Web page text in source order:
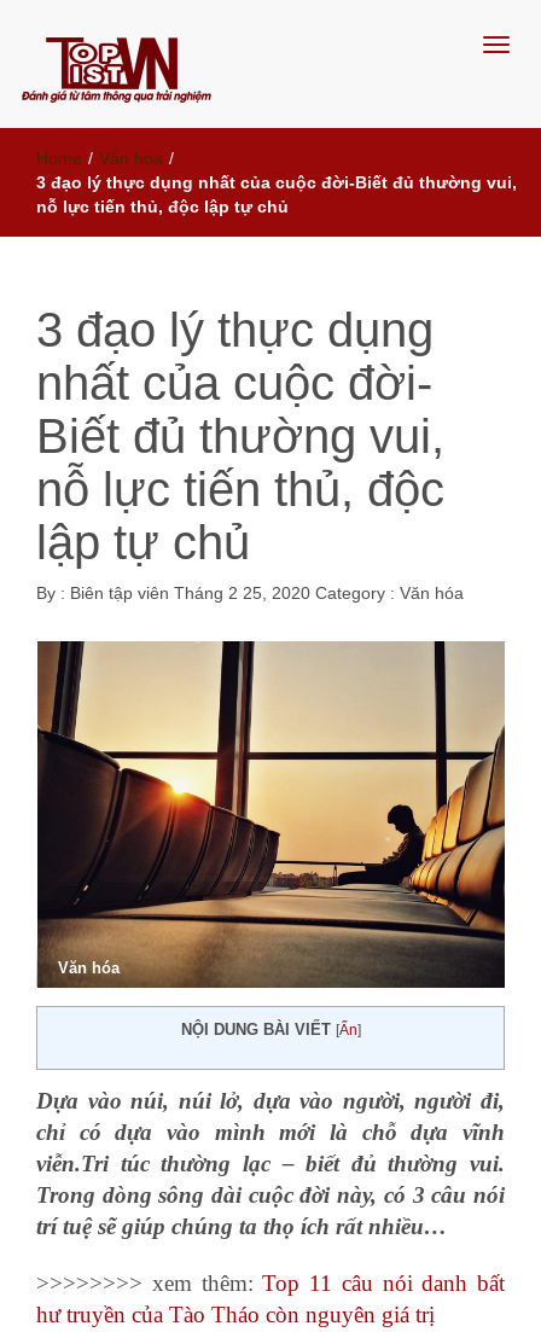
Đánh giá từ tâm, thông qua trải
nghiệm
Home / Văn hóa /
3 đạo lý thực dụng nhất của cuộc đời-Biết đủ thường vui,
nỗ lực tiến thủ, độc lập tự chủ
3 đạo lý thực dụng
nhất của cuộc đời-
Biết đủ thường vui,
nỗ lực tiến thủ, độc
lập tự chủ
By : Biên tập viên Tháng 2 25, 2020 Category : Văn hóa
Văn hóa
NỘI DUNG BÀI VIẾT [Ẩn]
Dựa vào núi, núi lở, dựa vào người, người đi,
chỉ có dựa vào mình mới là chỗ dựa vĩnh
viễn.Tri túc thường lạc – biết đủ thường vui.
Trong dòng sông dài cuộc đời này, có 3 câu nói
trí tuệ sẽ giúp chúng ta thọ ích rất nhiều…
>>>>>>>> xem thêm:Top 11 câu nói danh bất
hư truyền của Tào Tháo còn nguyên giá trị